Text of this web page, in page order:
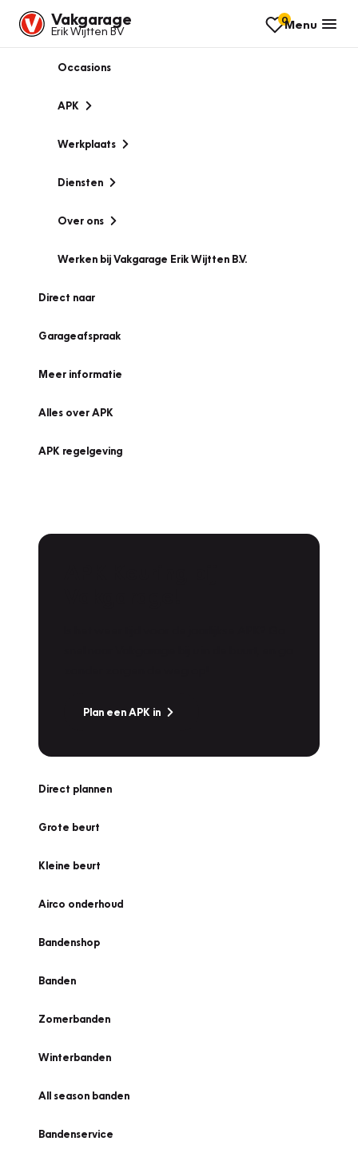
Vakgarage
Erik Wijtten BV
0Menu
Occasions
APK
Werkplaats
Diensten
Over ons
Werken bij Vakgarage Erik Wijtten B.V.
Direct naar
Garageafspraak
Meer informatie
Alles over APK
APK regelgeving
Plan een APK in
Direct plannen
Grote beurt
Kleine beurt
Airco onderhoud
Bandenshop
Banden
Zomerbanden
Winterbanden
All season banden
Bandenservice